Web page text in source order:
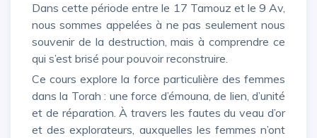
Dans cette période entre le 17 Tamouz et le 9 Av,
nous sommes appelées à ne pas seulement nous
souvenir de la destruction, mais à comprendre ce
qui s’est brisé pour pouvoir reconstruire.
Ce cours explore la force particulière des femmes
dans la Torah : une force d’émouna, de lien, d’unité
et de réparation. À travers les fautes du veau d’or
et des explorateurs, auxquelles les femmes n’ont